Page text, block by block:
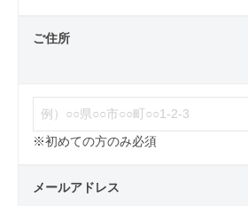
ご住所
※初めての方のみ必須
メールアドレス